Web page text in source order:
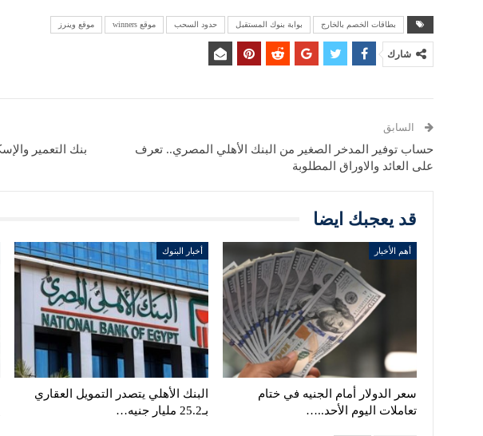
بطاقات الخصم بالخارج بوابة بنوك المستقبل حدود السحب موقع winners موقع وينرز
شارك
السابق
حساب توفير المدخر الصغير من البنك الأهلي المصري.. تعرف
على العائد والاوراق المطلوبة
قد يعجبك ايضا
أهم الأخبار
سعر الدولار أمام الجنيه في ختام
تعاملات اليوم الأحد..…
أخبار البنوك
البنك الأهلي يتصدر التمويل العقاري
بـ25.2 مليار جنيه…